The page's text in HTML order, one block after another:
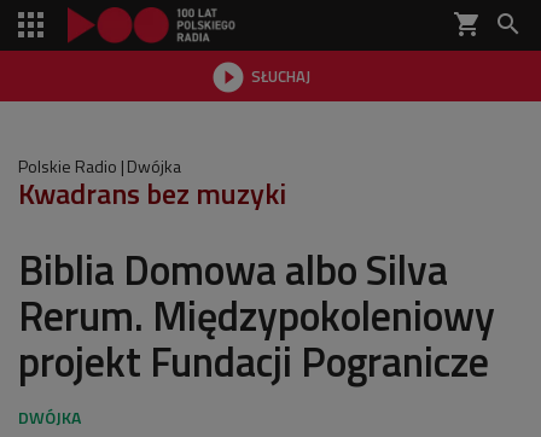
shopping_cart 
 SŁUCHAJ

Polskie Radio Dwójka
Kwadrans bez muzyki
Biblia Domowa albo Silva
Rerum. Międzypokoleniowy
projekt Fundacji Pogranicze